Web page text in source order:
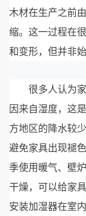
木材在生产之前
缩。这一过程在
和变形，但并非
很多人认为
因来自湿度，这
方地区的降水较
避免家具出现褪
季使用暖气、壁
干燥，可以给家
安装加湿器在室